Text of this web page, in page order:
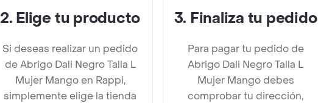
2. Elige tu producto
Si deseas realizar un pedido
de Abrigo Dali Negro Talla L
Mujer Mango en Rappi,
simplemente elige la tienda
3. Finaliza tu pedido
Para pagar tu pedido de
Abrigo Dali Negro Talla L
Mujer Mango debes
comprobar tu dirección,